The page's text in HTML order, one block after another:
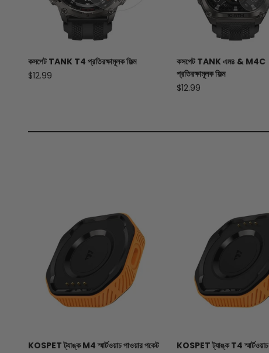
কসপেট TANK T4 প্রতিরক্ষামূলক ফিল্ম
বিক্রয় মূল্য
$12.99
কসপেট TANKএম৪ & M4C
প্রতিরক্ষামূলক ফিল্ম
বিক্রয় মূল্য
$12.99
KOSPET ট্যাঙ্ক M4 স্মার্টওয়াচ পাওয়ার পকেট
KOSPET ট্যাঙ্ক T4 স্মার্টওয়াচ